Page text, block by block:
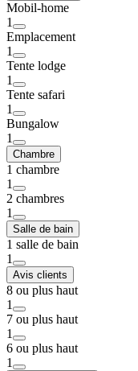
Mobil-home
1
Emplacement
1
Tente lodge
1
Tente safari
1
Bungalow
1
Chambre
1 chambre
1
2 chambres
1
Salle de bain
1 salle de bain
1
Avis clients
8 ou plus haut
1
7 ou plus haut
1
6 ou plus haut
1